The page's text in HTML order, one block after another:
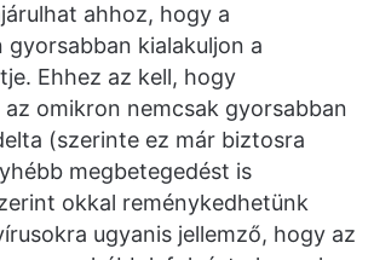
ahhoz, hogy a
gyorsabban kialakuljon a
Ehhez az kell, hogy
omikron nemcsak gyorsabban
(szerinte ez már biztosra
megbetegedést is
okkal reménykedhetünk
ugyanis jellemző, hogy az